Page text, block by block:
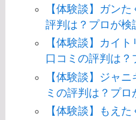
【体験談】ガン
評判は？プロが検
【体験談】カイ
口コミの評判は？
【体験談】ジャ
ミの評判は？プロ
【体験談】もえ